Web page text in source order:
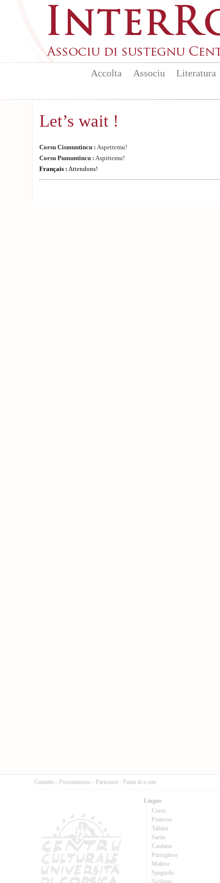
Accolta Associu Literatura
Let’s wait !
Corsu Cismuntincu : Aspettemu!
Corsu Pumuntincu : Aspittemu!
Français : Attendons!
Cuntattu - Presentazione - Partenarii - Pianu di u situ
Lingue
Corsu
Francese
Talianu
Sardu
Catalanu
Purtughese
Maltese
Spagnolu
Sicilianu